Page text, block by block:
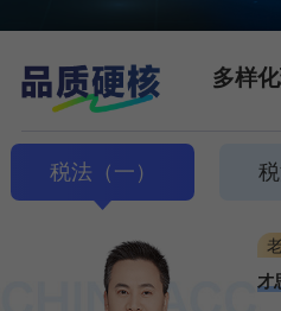
多样
税法（一）
才